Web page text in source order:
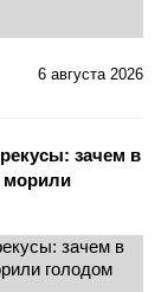
6 августа 2026
зачем в
морили